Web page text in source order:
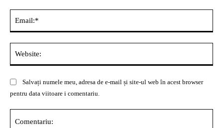
Salvați numele meu, adresa de e-mail și site-ul web în acest browser
pentru data viitoare i comentariu.